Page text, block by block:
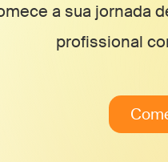
a sua jornada
profissional